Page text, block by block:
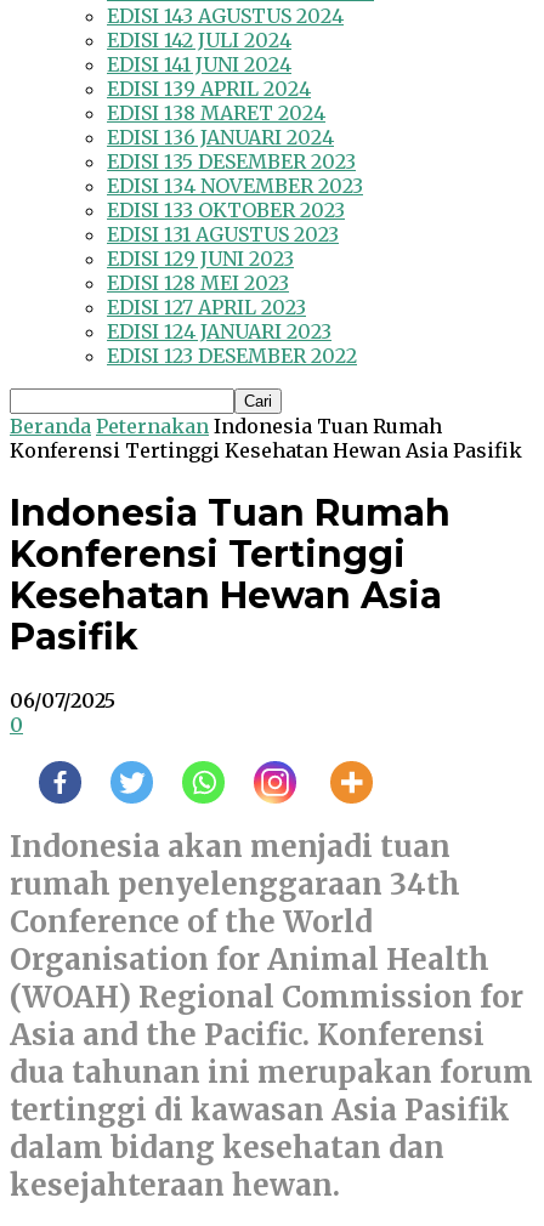
EDISI 143 AGUSTUS 2024
EDISI 142 JULI 2024
EDISI 141 JUNI 2024
EDISI 139 APRIL 2024
EDISI 138 MARET 2024
EDISI 136 JANUARI 2024
EDISI 135 DESEMBER 2023
EDISI 134 NOVEMBER 2023
EDISI 133 OKTOBER 2023
EDISI 131 AGUSTUS 2023
EDISI 129 JUNI 2023
EDISI 128 MEI 2023
EDISI 127 APRIL 2023
EDISI 124 JANUARI 2023
EDISI 123 DESEMBER 2022
Beranda Peternakan Indonesia Tuan Rumah
Konferensi Tertinggi Kesehatan Hewan Asia Pasifik
Indonesia Tuan Rumah
Konferensi Tertinggi
Kesehatan Hewan Asia
Pasifik
06/07/2025
0
Indonesia akan menjadi tuan
rumah penyelenggaraan 34th
Conference of the World
Organisation for Animal Health
(WOAH) Regional Commission for
Asia and the Pacific. Konferensi
dua tahunan ini merupakan forum
tertinggi di kawasan Asia Pasifik
dalam bidang kesehatan dan
kesejahteraan hewan.